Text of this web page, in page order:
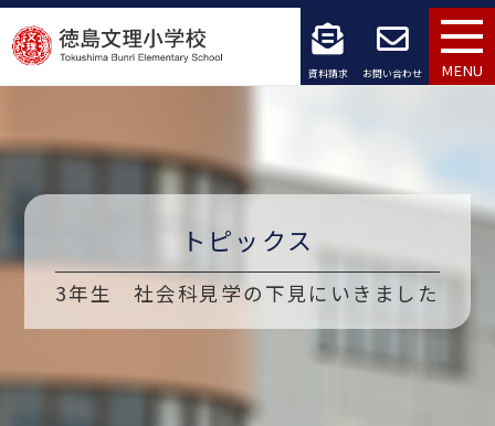
コ
ン
ン
ツ
ス
資料請求 お問い合わせ MENU
トピックス
3年生 社会科見学の下見にいきました